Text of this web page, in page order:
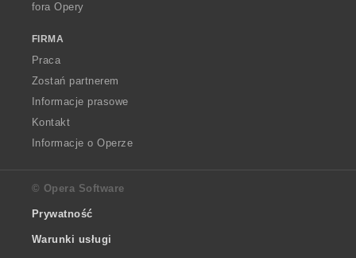
fora Opery
FIRMA
Praca
Zostań partnerem
Informacje prasowe
Kontakt
Informacje o Operze
© Opera Software
Prywatność
Warunki usługi